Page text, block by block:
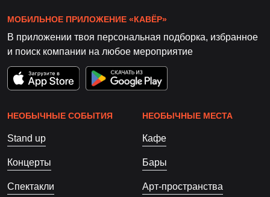
МОБИЛЬНОЕ ПРИЛОЖЕНИЕ «КАВЁР»
В приложении твоя персональная подборка, избранное
и поиск компании на любое мероприятие
НЕОБЫЧНЫЕ СОБЫТИЯ
Stand up
Концерты
Спектакли
НЕОБЫЧНЫЕ МЕСТА
Кафе
Бары
Арт-пространства